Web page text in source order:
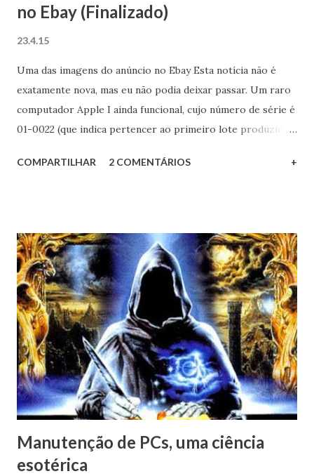
no Ebay (Finalizado)
23.4.15
Uma das imagens do anúncio no Ebay Esta notícia não é
exatamente nova, mas eu não podia deixar passar. Um raro
computador Apple I ainda funcional, cujo número de série é
01-0022 (que indica pertencer ao primeiro lote produzido)
o último lance está na casa das 79 mil verdinhas, ou algo em
placa adaptadora para unidades de fita cassete, a unidade de
fita em si, gabinete, TV da época e o manual original. Tudo
isto está com o primeiro e único dono há 36 anos.
Apresentado em 1975, diferentemente de outros
computadores da época, o Apple I era vendido com a placa
principal já montada com mais de 60 chips (sob a
supervisão atenta do gênio Steve Wozniak) e não em forma
de kits - porém os compradores precisavam adicionar um
gabinete, teclado ASCII e uma TV para uti...
COMPARTILHAR 2 COMENTÁRIOS +
Manutenção de PCs, uma ciência
esotérica